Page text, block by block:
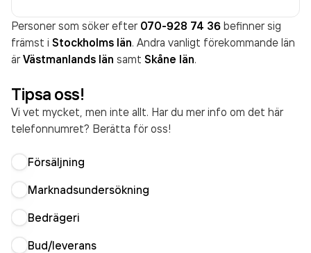
Personer som söker efter 070-928 74 36 befinner sig
främst i Stockholms län. Andra vanligt förekommande län
är Västmanlands län samt Skåne län.
Tipsa oss!
Vi vet mycket, men inte allt. Har du mer info om det här
telefonnumret? Berätta för oss!
Försäljning
Marknadsundersökning
Bedrägeri
Bud/leverans